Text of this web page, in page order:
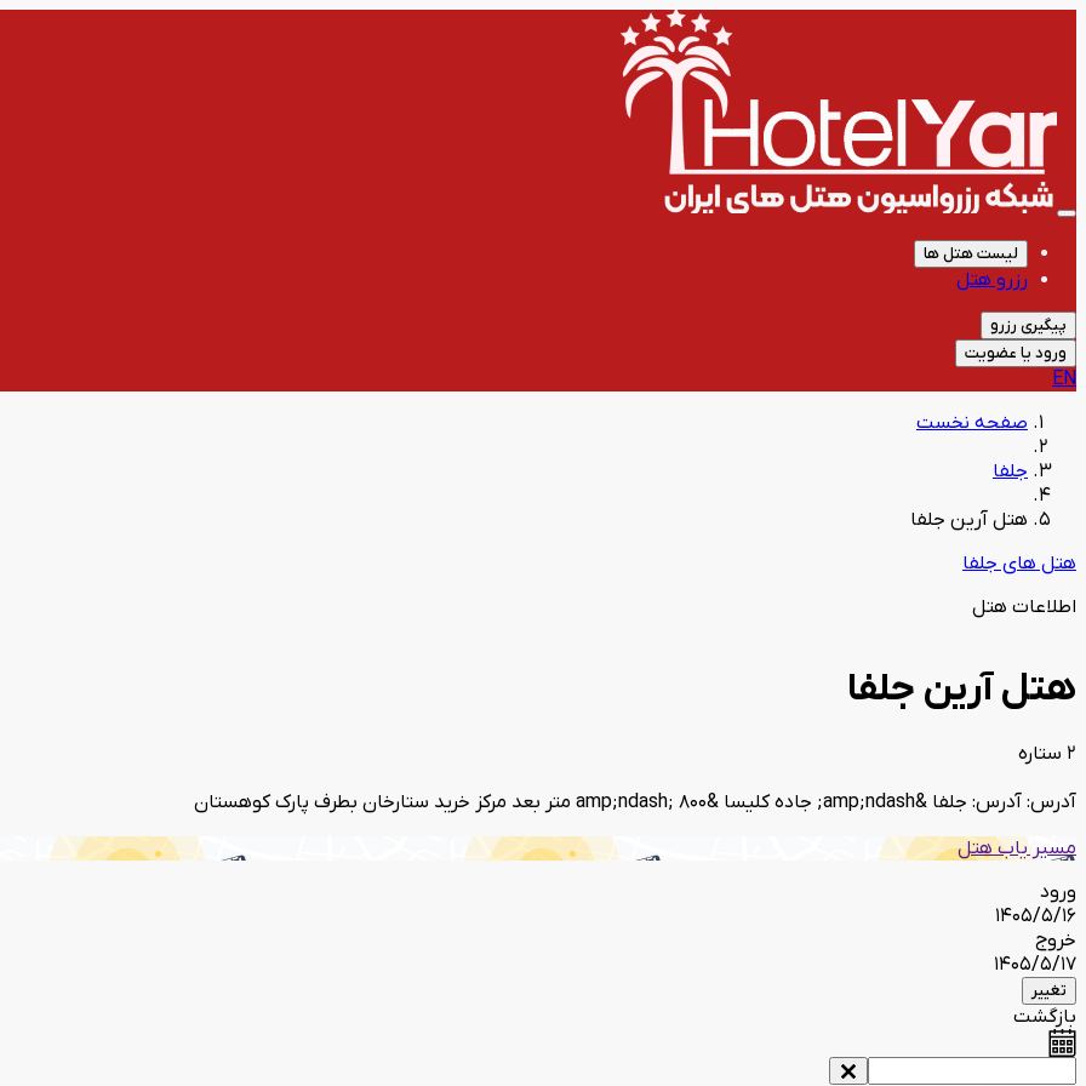
لیست هتل ها
رزرو هتل
پیگیری رزرو
ورود یا عضویت
EN
صفحه نخست
جلفا
هتل آرین جلفا
هتل های جلفا
اطلاعات هتل
هتل آرین جلفا
2 ستاره
آدرس: آدرس: جلفا &amp;ndash; جاده کلیسا &amp;ndash; 800 متر بعد مرکز خرید ستارخان بطرف پارک کوهستان
مسیر یاب هتل
ورود
1405/5/16
خروج
1405/5/17
تغییر
بازگشت